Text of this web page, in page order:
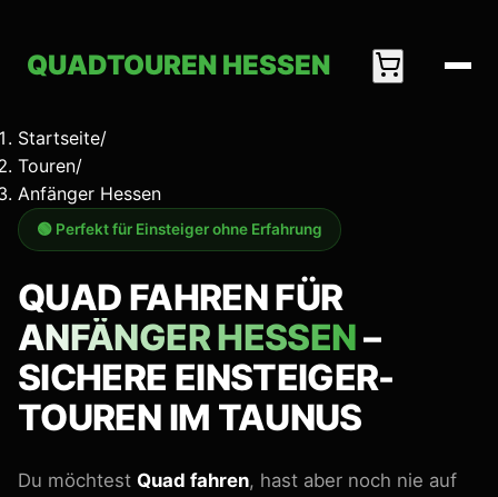
QUADTOUREN HESSEN
Startseite/
Touren/
Anfänger Hessen
🟢 Perfekt für Einsteiger ohne Erfahrung
QUAD FAHREN FÜR
ANFÄNGER HESSEN–
SICHERE EINSTEIGER-
TOUREN IM TAUNUS
Du möchtest Quad fahren, hast aber noch nie auf